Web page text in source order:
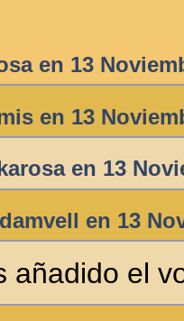
en 13
en 13
en 13
en 13
añadido el